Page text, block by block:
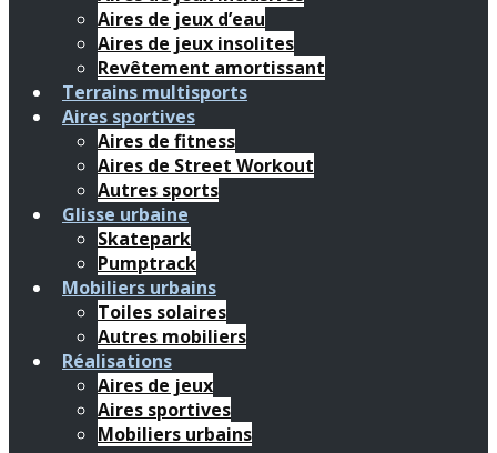
Aires de jeux d’eau
Aires de jeux insolites
Revêtement amortissant
Terrains multisports
Aires sportives
Aires de fitness
Aires de Street Workout
Autres sports
Glisse urbaine
Skatepark
Pumptrack
Mobiliers urbains
Toiles solaires
Autres mobiliers
Réalisations
Aires de jeux
Aires sportives
Mobiliers urbains